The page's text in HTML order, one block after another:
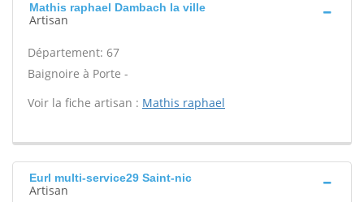
Mathis raphael Dambach la ville
Artisan
Département: 67
Baignoire à Porte -
Voir la fiche artisan : Mathis raphael
Eurl multi-service29 Saint-nic
Artisan